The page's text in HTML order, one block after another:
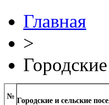
Главная
>
№
Городские и сельские